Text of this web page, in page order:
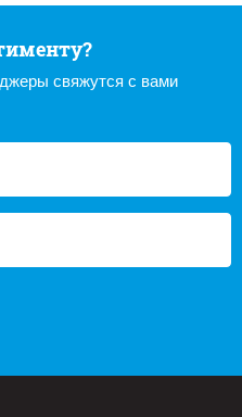
свяжутся с вами